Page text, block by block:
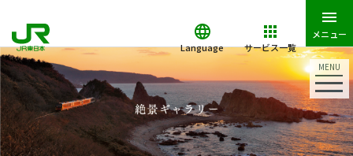
MENU
Language サービス一覧
メニュー